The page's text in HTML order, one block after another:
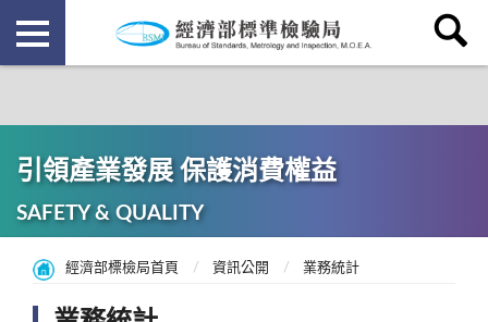
引領產業發展 保護消費權益
SAFETY & QUALITY
經濟部標檢局首頁 資訊公開 業務統計